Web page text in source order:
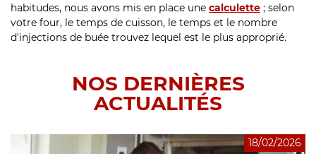
habitudes, nous avons mis en place une calculette ; selon
votre four, le temps de cuisson, le temps et le nombre
d'injections de buée trouvez lequel est le plus approprié.
NOS DERNIÈRES
ACTUALITÉS
18/02/2026